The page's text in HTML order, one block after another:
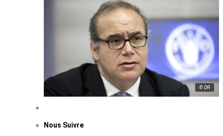
© DR
Nous Suivre